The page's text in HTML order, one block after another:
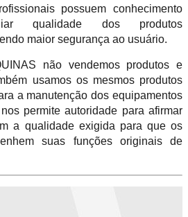
possuem conhecimento
qualidade dos produtos
maior segurança ao usuário.
não vendemos produtos e
usamos os mesmos produtos
a manutenção dos equipamentos
permite autoridade para afirmar
a qualidade exigida para que os
suas funções originais de